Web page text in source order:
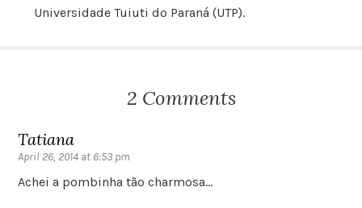
Universidade Tuiuti do Paraná (UTP).
2 Comments
Tatiana
April 26, 2014 at 6:53 pm
Achei a pombinha tão charmosa…